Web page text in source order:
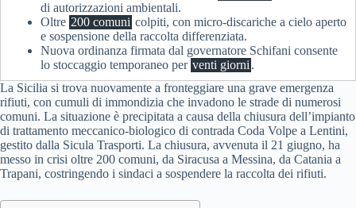
di autorizzazioni ambientali.
Oltre 200 comuni colpiti, con micro-discariche a cielo aperto
e sospensione della raccolta differenziata.
Nuova ordinanza firmata dal governatore Schifani consente
lo stoccaggio temporaneo per venti giorni .
La Sicilia si trova nuovamente a fronteggiare una grave emergenza
rifiuti, con cumuli di immondizia che invadono le strade di numerosi
comuni. La situazione è precipitata a causa della chiusura dell’impianto
di trattamento meccanico-biologico di contrada Coda Volpe a Lentini,
gestito dalla Sicula Trasporti. La chiusura, avvenuta il 21 giugno, ha
messo in crisi oltre 200 comuni, da Siracusa a Messina, da Catania a
Trapani, costringendo i sindaci a sospendere la raccolta dei rifiuti.